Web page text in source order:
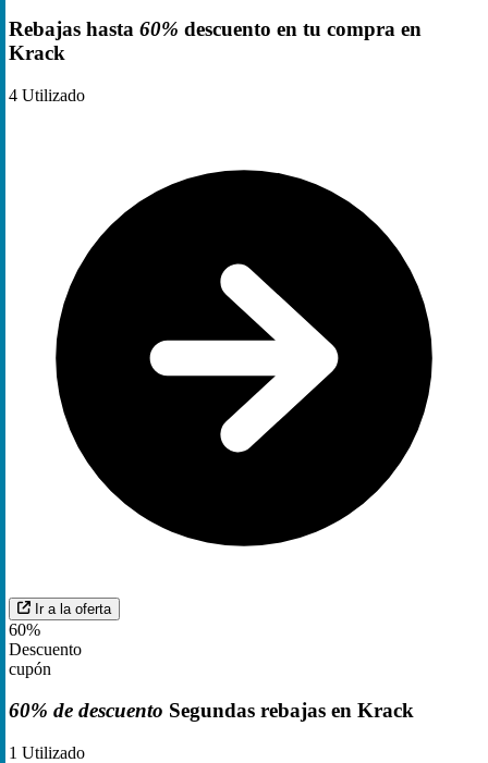
Rebajas hasta 60% descuento en tu compra en
Krack
4 Utilizado
Ir a la oferta
60%
Descuento
cupón
60% de descuento Segundas rebajas en Krack
1 Utilizado